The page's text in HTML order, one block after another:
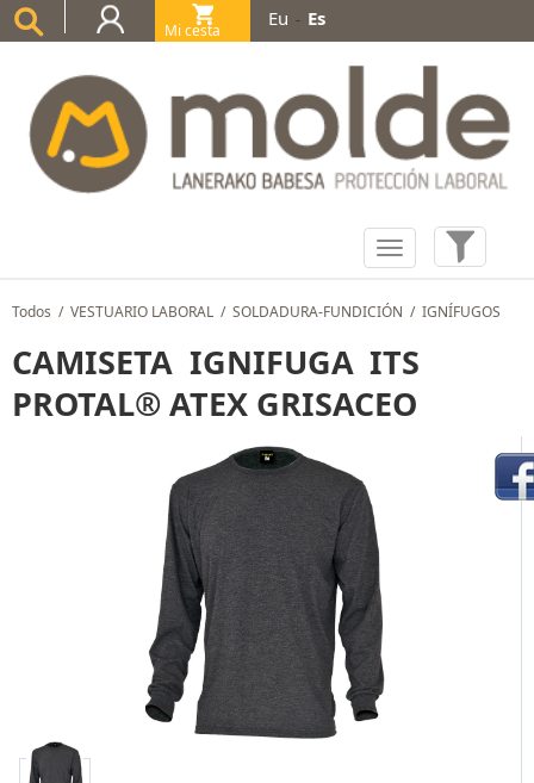
Mi cesta
(0)
Eu - Es
Todos / VESTUARIO LABORAL / SOLDADURA-FUNDICIÓN / IGNÍFUGOS
CAMISETA IGNIFUGA ITS
PROTAL® ATEX GRISACEO